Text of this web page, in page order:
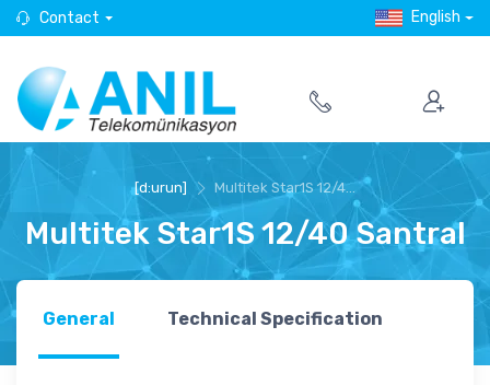
Contact English
[d:urun] Multitek Star1S 12/4...
Multitek Star1S 12/40 Santral
General Technical Specification